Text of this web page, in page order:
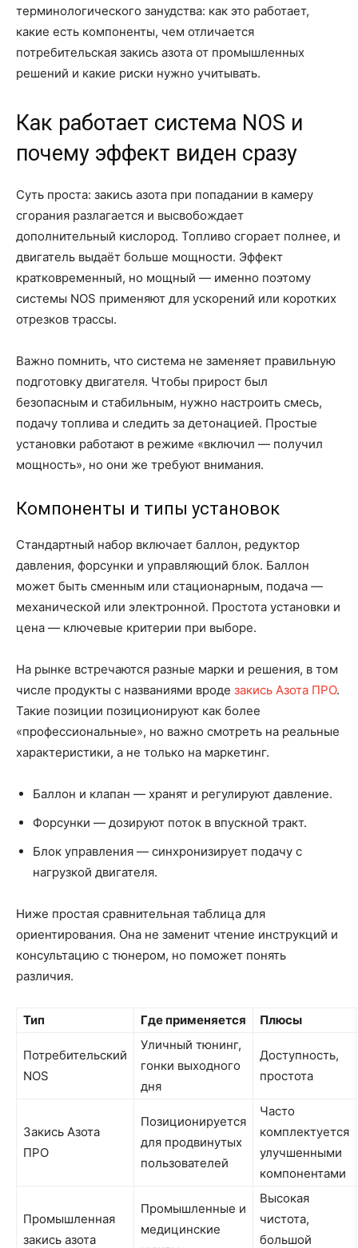
терминологического занудства: как это работает,
какие есть компоненты, чем отличается
потребительская закись азота от промышленных
решений и какие риски нужно учитывать.
Как работает система NOS и
почему эффект виден сразу
Суть проста: закись азота при попадании в камеру
сгорания разлагается и высвобождает
дополнительный кислород. Топливо сгорает полнее, и
двигатель выдаёт больше мощности. Эффект
кратковременный, но мощный — именно поэтому
системы NOS применяют для ускорений или коротких
отрезков трассы.
Важно помнить, что система не заменяет правильную
подготовку двигателя. Чтобы прирост был
безопасным и стабильным, нужно настроить смесь,
подачу топлива и следить за детонацией. Простые
установки работают в режиме «включил — получил
мощность», но они же требуют внимания.
Компоненты и типы установок
Стандартный набор включает баллон, редуктор
давления, форсунки и управляющий блок. Баллон
может быть сменным или стационарным, подача —
механической или электронной. Простота установки и
цена — ключевые критерии при выборе.
На рынке встречаются разные марки и решения, в том
числе продукты с названиями вроде закись Азота ПРО.
Такие позиции позиционируют как более
«профессиональные», но важно смотреть на реальные
характеристики, а не только на маркетинг.
Баллон и клапан — хранят и регулируют давление.
Форсунки — дозируют поток в впускной тракт.
Блок управления — синхронизирует подачу с
нагрузкой двигателя.
Ниже простая сравнительная таблица для
ориентирования. Она не заменит чтение инструкций и
консультацию с тюнером, но поможет понять
различия.
Тип Где применяется Плюсы
Потребительский
NOS
Уличный тюнинг,
гонки выходного
дня
Доступность,
простота
Закись Азота
ПРО
Позиционируется
для продвинутых
пользователей
Часто
комплектуется
улучшенными
компонентами
Промышленная
закись азота
Промышленные и
медицинские
Высокая
чистота,
большой